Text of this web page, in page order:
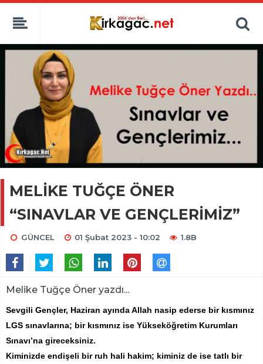
MELİKE TUĞÇE ÖNER
“SINAVLAR VE GENÇLERİMİZ”
GÜNCEL 01 Şubat 2023 - 10:02 1.8B
Melike Tuğçe Öner yazdı...
Sevgili Gençler, Haziran ayında Allah nasip ederse bir kısmınız
LGS sınavlarına; bir kısmınız ise Yükseköğretim Kurumları
Sınavı’na gireceksiniz.
Kiminizde endişeli bir ruh hali hakim; kiminiz de ise tatlı bir